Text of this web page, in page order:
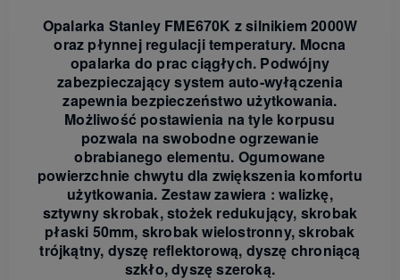
Opalarka Stanley FME670K z silnikiem 2000W
oraz płynnej regulacji temperatury. Mocna
opalarka do prac ciągłych. Podwójny
zabezpieczający system auto-wyłączenia
zapewnia bezpieczeństwo użytkowania.
Możliwość postawienia na tyle korpusu
pozwala na swobodne ogrzewanie
obrabianego elementu. Ogumowane
powierzchnie chwytu dla zwiększenia komfortu
użytkowania. Zestaw zawiera : walizkę,
sztywny skrobak, stożek redukujący, skrobak
płaski 50mm, skrobak wielostronny, skrobak
trójkątny, dyszę reflektorową, dyszę chroniącą
szkło, dyszę szeroką.